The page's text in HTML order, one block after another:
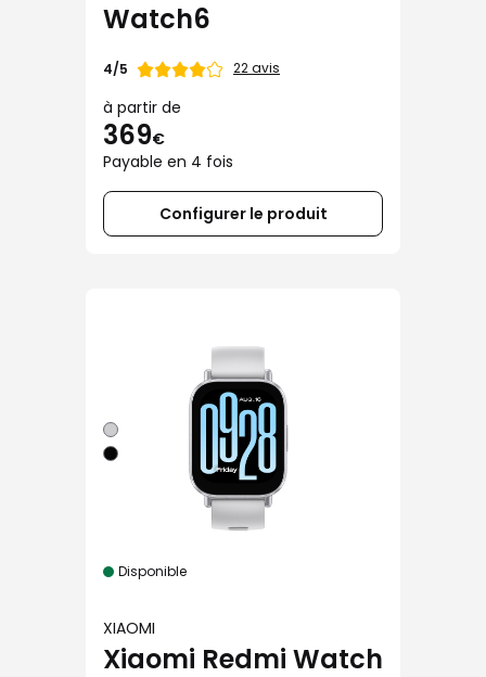
Watch6
Note
4/5 22 avis
à partir de
369€
Payable en 4 fois
Configurer le produit
Disponible
XIAOMI
Xiaomi Redmi Watch